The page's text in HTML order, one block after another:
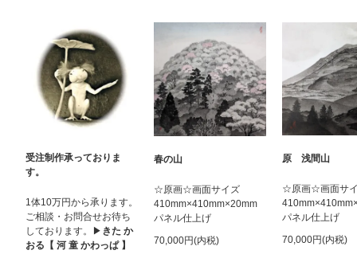
受注制作承っておりま
す。
1体10万円から承ります。
ご相談・お問合せお待ち
しております。▶︎ きた か
おる【 河 童 かわっぱ 】
春の山
☆原画☆画面サイズ
410mm×410mm×20mm
パネル仕上げ
70,000円(内税)
原 浅間山
☆原画☆画面サ
パネル仕上げ
70,000円(内税)